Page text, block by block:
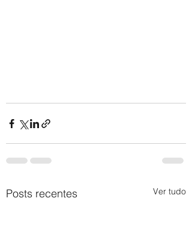
Posts recentes Ver tudo